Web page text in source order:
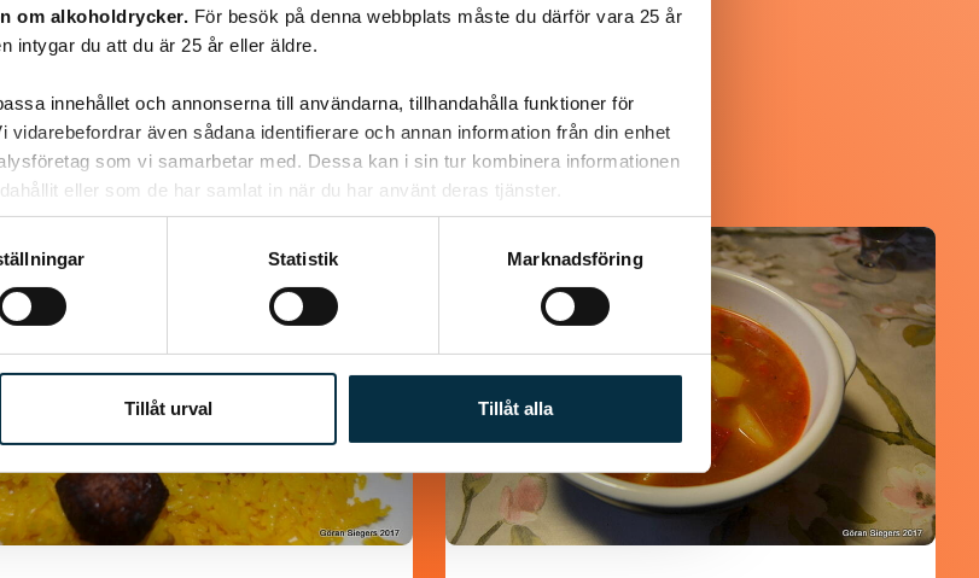
om alkoholdrycker. För besök på denna webbplats måste du därför vara 25 år
intygar du att du är 25 år eller äldre.
innehållet och annonserna till användarna, tillhandahålla funktioner för
även sådana identifierare och annan information från din enhet
som vi samarbetar med. Dessa kan i sin tur kombinera informationen
eller som de har samlat in när du har använt deras tjänster.
Statistik Marknadsföring
Tillåt urval Tillåt alla
recept
@koppargrytan